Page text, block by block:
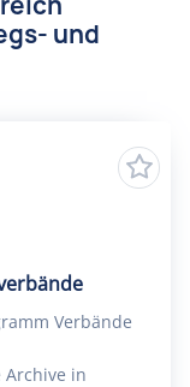
und
Verbände
in